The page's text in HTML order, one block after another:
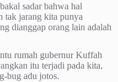
sadar bahwa hal
tak jarang kita punya
dianggap orang lain adalah
rumah gubernur Kuffah
itu terjadi pada kita,
bug adu jotos.